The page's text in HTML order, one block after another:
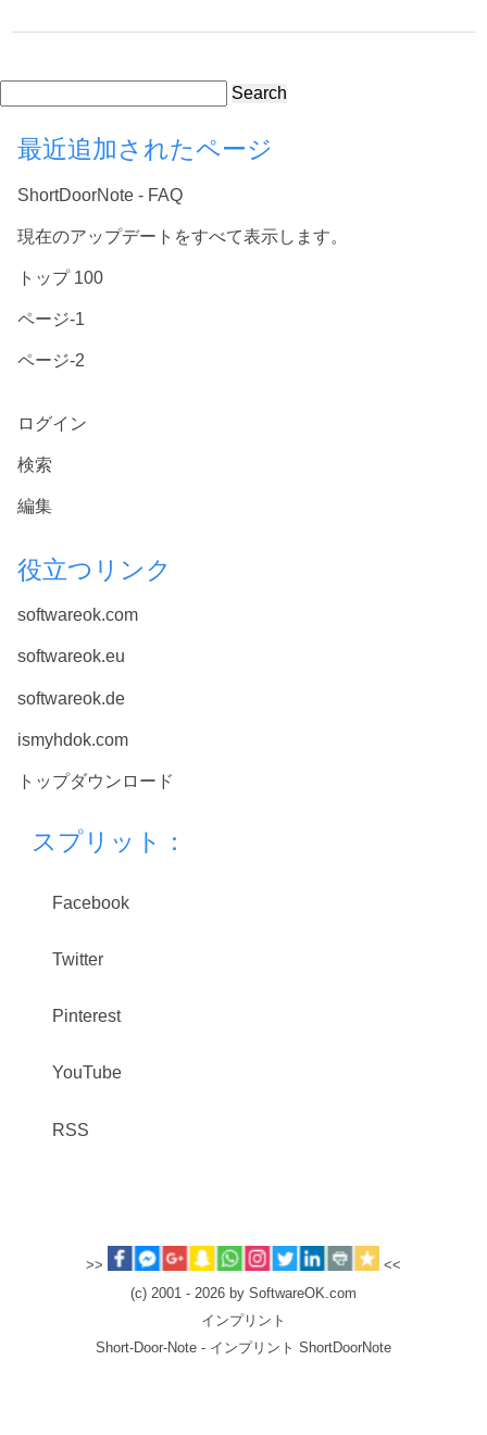
Search
最近追加されたページ
ShortDoorNote - FAQ
現在のアップデートをすべて表示します。
トップ 100
ページ-1
ページ-2
ログイン
検索
編集
役立つリンク
softwareok.com
softwareok.eu
softwareok.de
ismyhdok.com
トップダウンロード
スプリット：
Facebook
Twitter
Pinterest
YouTube
RSS
>>
<<
(c) 2001 - 2026 by SoftwareOK.com
インプリント
Short-Door-Note - インプリント ShortDoorNote